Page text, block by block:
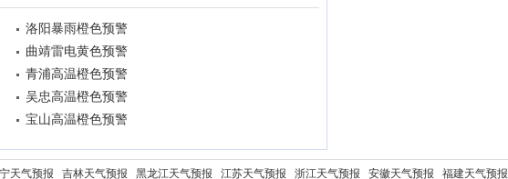
洛阳暴雨橙色预警
曲靖雷电黄色预警
青浦高温橙色预警
吴忠高温橙色预警
宝山高温橙色预警
天气预报 吉林天气预报 黑龙江天气预报 江苏天气预报 浙江天气预报 安徽天气预报 福建天气预报